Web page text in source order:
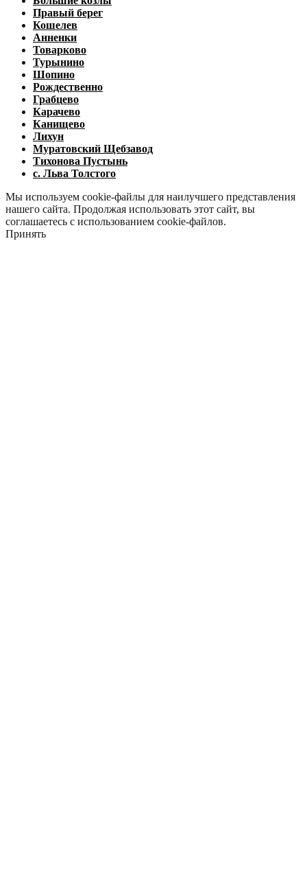
Правый берег
Кошелев
Анненки
Товарково
Турынино
Шопино
Рождественно
Грабцево
Карачево
Канищево
Лихун
Муратовский Щебзавод
Тихонова Пустынь
с. Льва Толстого
Мы используем cookie-файлы для наилучшего представления
нашего сайта. Продолжая использовать этот сайт, вы
соглашаетесь с использованием cookie-файлов.
Принять